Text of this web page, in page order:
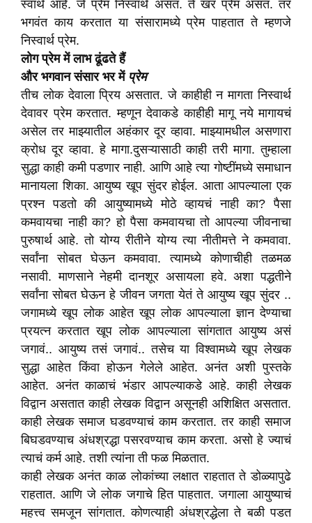
स्वार्थ आहे. जे प्रेम निस्वार्थ असतं. ते खरं प्रेम असतं. तर
भगवंत काय करतात या संसारामध्ये प्रेम पाहतात ते म्हणजे
निस्वार्थ प्रेम.
लोग प्रेम में लाभ ढूंढते हैं
और भगवान संसार भर मेंप्रेम
तीच लोक देवाला प्रिय असतात. जे काहीही न मागता निस्वार्थ
देवावर प्रेम करतात. म्हणून देवाकडे काहीही मागू नये मागायचं
असेल तर माझ्यातील अहंकार दूर व्हावा. माझ्यामधील असणारा
क्रोध दूर व्हावा. हे मागा.दुसऱ्यासाठी काही तरी मागा. तुम्हाला
सुद्धा काही कमी पडणार नाही. आणि आहे त्या गोष्टींमध्ये समाधान
मानायला शिका. आयुष्य खूप सुंदर होईल. आता आपल्याला एक
प्रश्न पडतो की आयुष्यामध्ये मोठे व्हायचं नाही का? पैसा
कमवायचा नाही का? हो पैसा कमवायचा तो आपल्या जीवनाचा
पुरुषार्थ आहे. तो योग्य रीतीने योग्य त्या नीतीमत्ते ने कमवावा.
सर्वांना सोबत घेऊन कमवावा. त्यामध्ये कोणाचीही तळमळ
नसावी. माणसाने नेहमी दानशूर असायला हवे. अशा पद्धतीने
सर्वांना सोबत घेऊन हे जीवन जगता येतं ते आयुष्य खूप सुंदर ..
जगामध्ये खूप लोक आहेत खूप लोक आपल्याला ज्ञान देण्याचा
प्रयत्न करतात खूप लोक आपल्याला सांगतात आयुष्य असं
जगावं.. आयुष्य तसं जगावं.. तसेच या विश्वामध्ये खूप लेखक
सुद्धा आहेत किंवा होऊन गेलेले आहेत. अनंत अशी पुस्तके
आहेत. अनंत काळाचं भंडार आपल्याकडे आहे. काही लेखक
विद्वान असतात काही लेखक विद्वान असूनही अशिक्षित असतात.
काही लेखक समाज घडवण्याचं काम करतात. तर काही समाज
बिघडवण्याच अंधश्रद्धा पसरवण्याच काम करता. असो हे ज्याचं
त्याचं कर्म आहे. तशी त्यांना ती फळ मिळतात.
काही लेखक अनंत काळ लोकांच्या लक्षात राहतात ते डोळ्यापुढे
राहतात. आणि जे लोक जगाचे हित पाहतात. जगाला आयुष्याचं
महत्त्व समजून सांगतात. कोणत्याही अंधश्रद्धेला ते बळी पडत